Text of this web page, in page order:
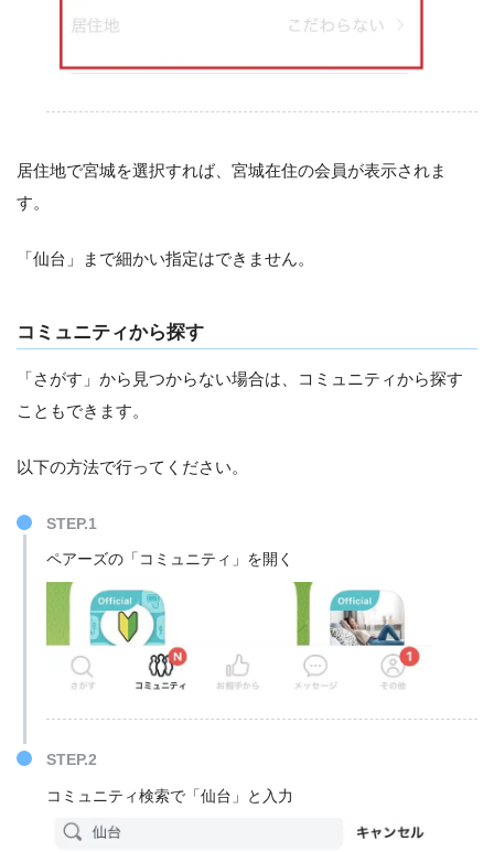
居住地で宮城を選択すれば、宮城在住の会員が表示されま
す。
「仙台」まで細かい指定はできません。
コミュニティから探す
「さがす」から見つからない場合は、コミュニティから探す
こともできます。
以下の方法で行ってください。
STEP.1
ペアーズの「コミュニティ」を開く
STEP.2
コミュニティ検索で「仙台」と入力